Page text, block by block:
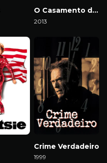
O Casamento do Ano
2013
Crime Verdadeiro
1999